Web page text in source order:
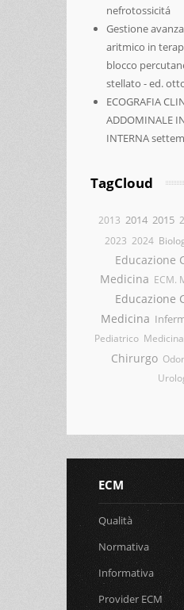
nefrotossicitá
Gestione
aritmico in
blocco
stellato - ed.
ECOGRAFIA
ADDOMINALE
INTERNA
TagCloud
2013 2014 2015
2023 2024
Educazione
Medicina ECM.
Educazione
Medicina
Pediatrico
Chirurgo
ECM
Qualità
Normativa
Informativa
Provider ECM